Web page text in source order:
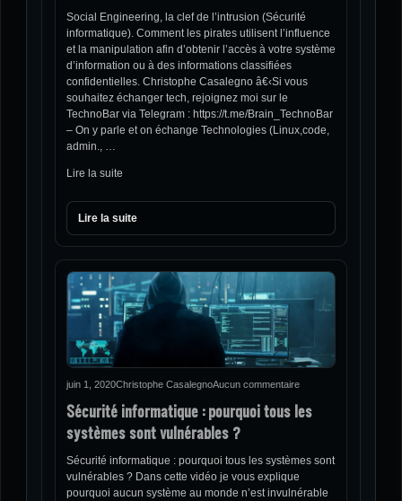
Social Engineering, la clef de l’intrusion (Sécurité
informatique). Comment les pirates utilisent l’influence
et la manipulation afin d’obtenir l’accès à votre système
d’information ou à des informations classifiées
confidentielles. Christophe Casalegno â€‹Si vous
souhaitez échanger tech, rejoignez moi sur le
TechnoBar via Telegram : https://t.me/Brain_TechnoBar
– On y parle et on échange Technologies (Linux,code,
admin., …
Lire la suite
Lire la suite
juin 1, 2020Christophe CasalegnoAucun commentaire
Sécurité informatique : pourquoi tous les
systèmes sont vulnérables ?
Sécurité informatique : pourquoi tous les systèmes sont
vulnérables ? Dans cette vidéo je vous explique
pourquoi aucun système au monde n’est invulnérable